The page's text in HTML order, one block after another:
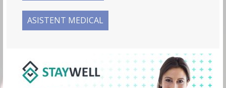
ASISTENT MEDICAL